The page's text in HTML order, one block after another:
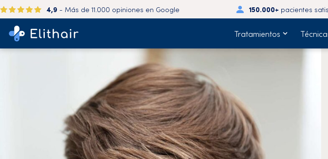
4,9 - Más de 11.000 opiniones en Google 150.000+ pacientes
Tratamientos